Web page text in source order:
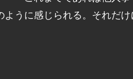
うに感じられる。それだけ